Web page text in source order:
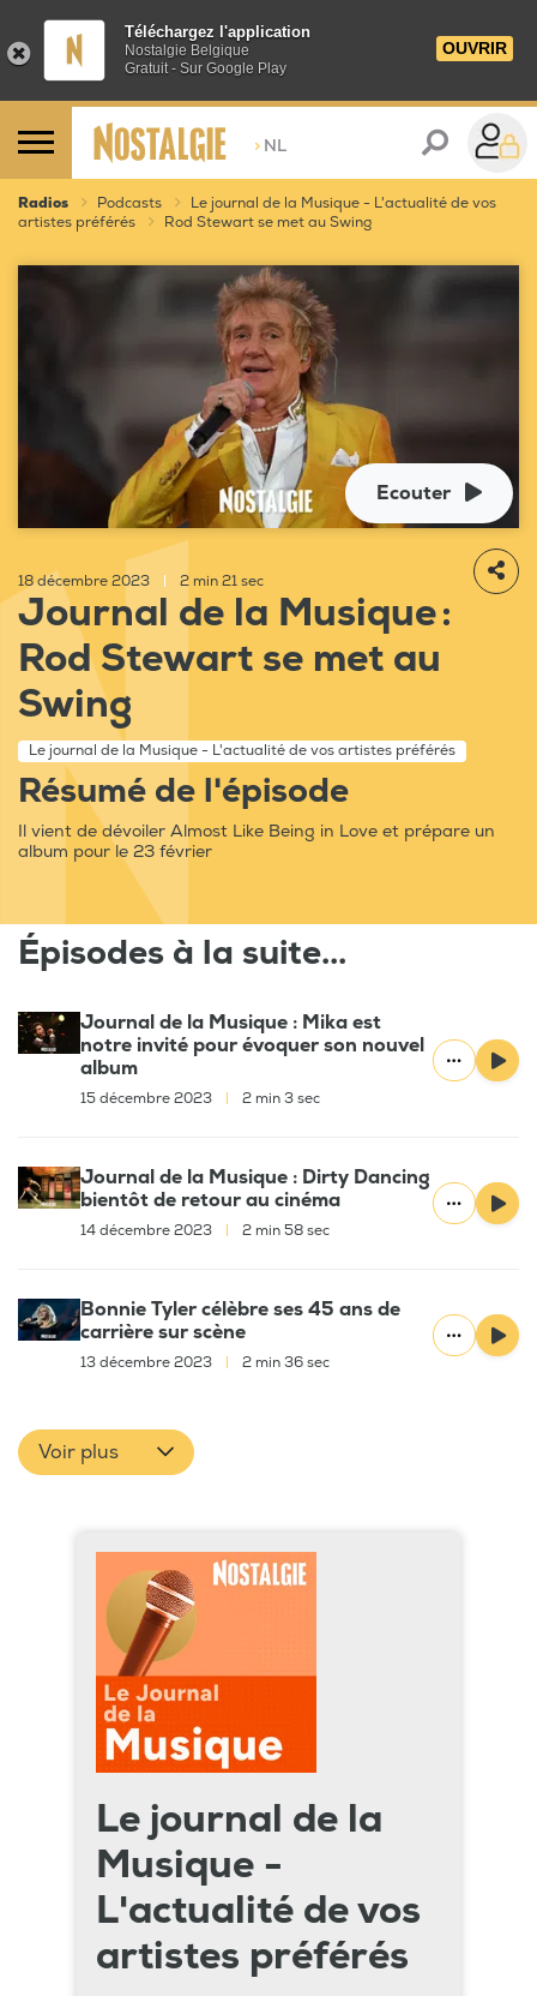
Téléchargez l'application
Nostalgie Belgique
Gratuit - Sur Google Play
OUVRIR
> NL
Radios Podcasts
Le journal de la Musique - L'actualité de vos
artistes préférés
Rod Stewart se met au Swing
Ecouter
18 décembre 2023 2 min 21 sec
Journal de la Musique :
Rod Stewart se met au
Swing
Le journal de la Musique - L'actualité de vos artistes préférés
Résumé de l'épisode
Il vient de dévoiler Almost Like Being in Love et prépare un
album pour le 23 février
Épisodes à la suite...
Journal de la Musique : Mika est
notre invité pour évoquer son nouvel
album
15 décembre 2023 2 min 3 sec
Journal de la Musique : Dirty Dancing
bientôt de retour au cinéma
14 décembre 2023 2 min 58 sec
Bonnie Tyler célèbre ses 45 ans de
carrière sur scène
13 décembre 2023 2 min 36 sec
Voir plus
Le journal de la
Musique -
L'actualité de vos
artistes préférés